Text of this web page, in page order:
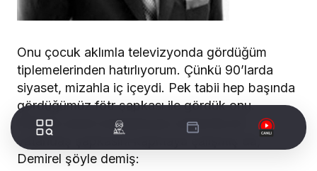
Onu çocuk aklımla televizyonda gördüğüm
tiplemelerinden hatırlıyorum. Çünkü 90’larda
siyaset, mizahla iç içeydi. Pek tabii hep başında
gördüğümüz fötr şapkası ile gördük onu.
1991’de seçim kampanyası sırasında bir
vatandaş şapkasını kapmaya çalışmış da,
Demirel şöyle demiş: